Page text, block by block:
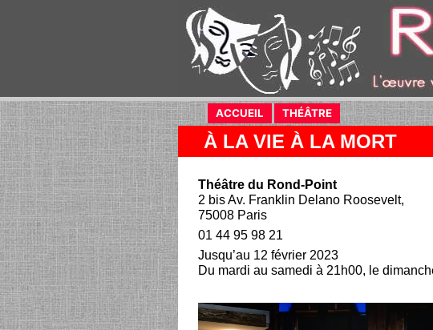
ACCUEIL (current)
THÉÂTRE (current)
À LA VIE À LA MORT
Théâtre du Rond-Point
2 bis Av. Franklin Delano Roosevelt,
75008 Paris
01 44 95 98 21
Jusqu’au 12 février 2023
Du mardi au samedi à 21h00, le